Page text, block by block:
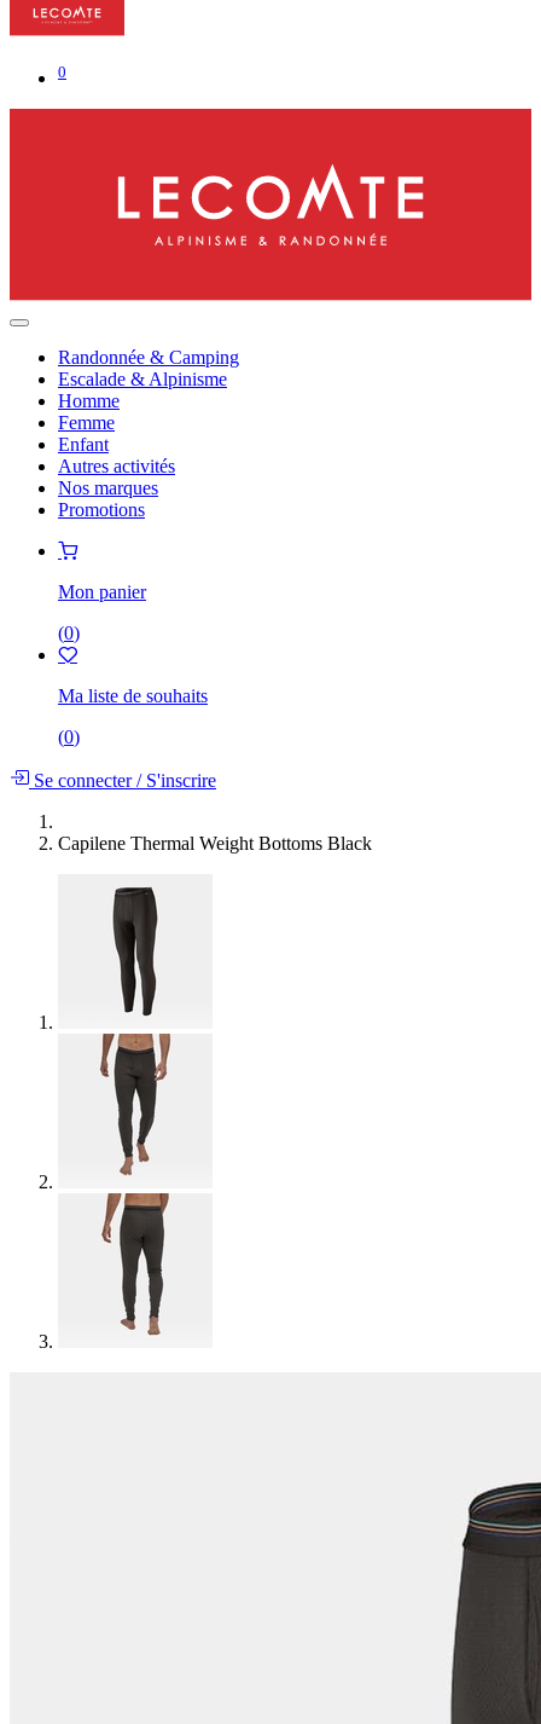
0
Randonnée & Camping
Escalade & Alpinisme
Homme
Femme
Enfant
Autres activités
Nos marques
Promotions
Mon panier
(0)
Ma liste de souhaits
(0)
Se connecter/S'inscrire
Capilene Thermal Weight Bottoms Black